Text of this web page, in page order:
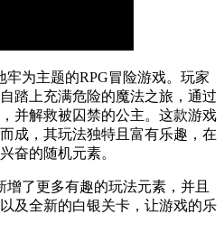
为主题的RPG冒险游戏。玩家
踏上充满危险的魔法之旅，通过
并解救被囚禁的公主。这款游戏
成，其玩法独特且富有乐趣，在
奋的随机元素。
了更多有趣的玩法元素，并且
及全新的白银关卡，让游戏的乐